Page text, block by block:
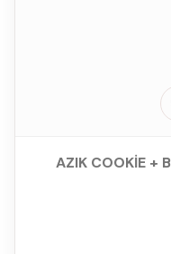
AZIK COOKİE +